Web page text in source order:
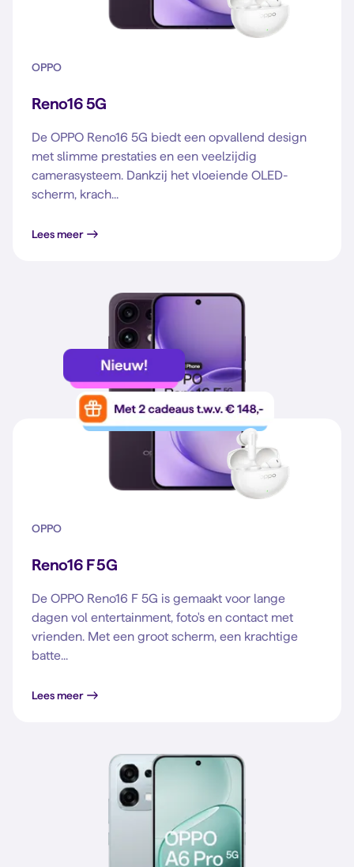
OPPO
Reno16 5G
De OPPO Reno16 5G biedt een opvallend design
met slimme prestaties en een veelzijdig
camerasysteem. Dankzij het vloeiende OLED-
scherm, krach...
Lees meer
OPPO
Reno16 F 5G
De OPPO Reno16 F 5G is gemaakt voor lange
dagen vol entertainment, foto's en contact met
vrienden. Met een groot scherm, een krachtige
batte...
Lees meer